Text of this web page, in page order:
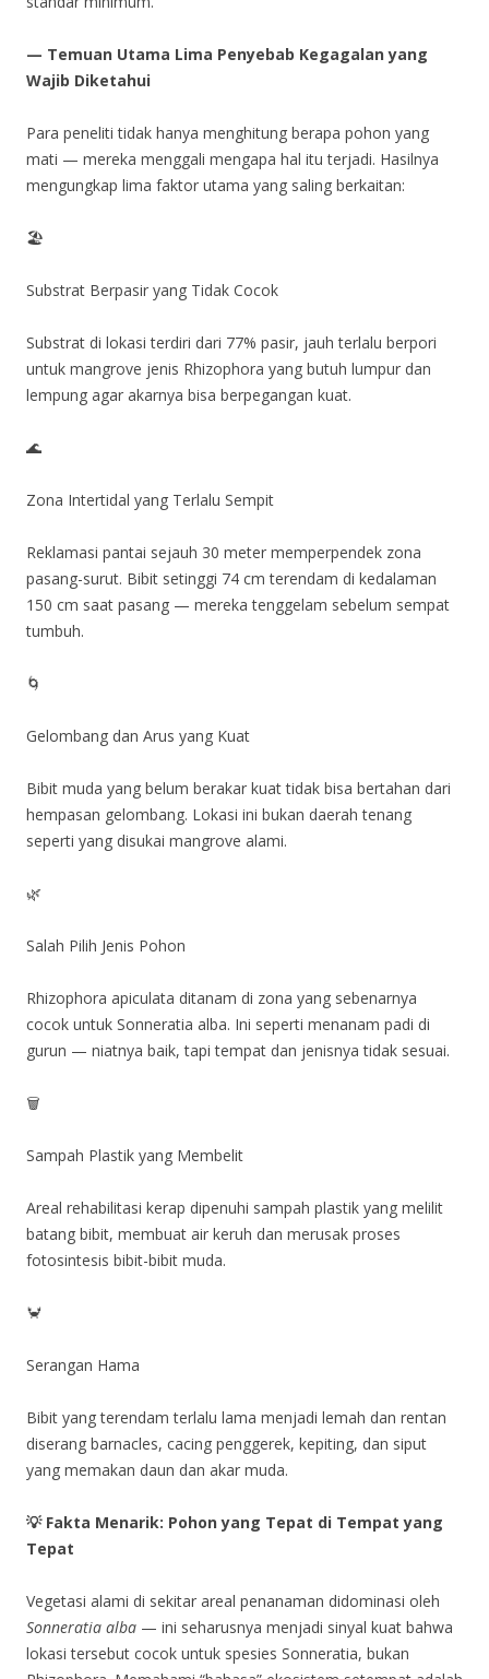
— Temuan Utama Lima Penyebab Kegagalan yang
Wajib Diketahui
Para peneliti tidak hanya menghitung berapa pohon yang
mati — mereka menggali mengapa hal itu terjadi. Hasilnya
mengungkap lima faktor utama yang saling berkaitan:
🏖️
Substrat Berpasir yang Tidak Cocok
Substrat di lokasi terdiri dari 77% pasir, jauh terlalu berpori
untuk mangrove jenis Rhizophora yang butuh lumpur dan
lempung agar akarnya bisa berpegangan kuat.
🌊
Zona Intertidal yang Terlalu Sempit
Reklamasi pantai sejauh 30 meter memperpendek zona
pasang-surut. Bibit setinggi 74 cm terendam di kedalaman
150 cm saat pasang — mereka tenggelam sebelum sempat
tumbuh.
🌀
Gelombang dan Arus yang Kuat
Bibit muda yang belum berakar kuat tidak bisa bertahan dari
hempasan gelombang. Lokasi ini bukan daerah tenang
seperti yang disukai mangrove alami.
🌿
Salah Pilih Jenis Pohon
Rhizophora apiculata ditanam di zona yang sebenarnya
cocok untuk Sonneratia alba. Ini seperti menanam padi di
gurun — niatnya baik, tapi tempat dan jenisnya tidak sesuai.
🗑️
Sampah Plastik yang Membelit
Areal rehabilitasi kerap dipenuhi sampah plastik yang melilit
batang bibit, membuat air keruh dan merusak proses
fotosintesis bibit-bibit muda.
🦀
Serangan Hama
Bibit yang terendam terlalu lama menjadi lemah dan rentan
diserang barnacles, cacing penggerek, kepiting, dan siput
yang memakan daun dan akar muda.
💡Fakta Menarik: Pohon yang Tepat di Tempat yang
Tepat
Vegetasi alami di sekitar areal penanaman didominasi oleh
Sonneratia alba — ini seharusnya menjadi sinyal kuat bahwa
lokasi tersebut cocok untuk spesies Sonneratia, bukan